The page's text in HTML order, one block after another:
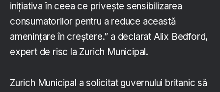
inițiativa în ceea ce privește sensibilizarea
consumatorilor pentru a reduce această
amenințare în creștere.” a declarat Alix Bedford,
expert de risc la Zurich Municipal.
Zurich Municipal a solicitat guvernului britanic să